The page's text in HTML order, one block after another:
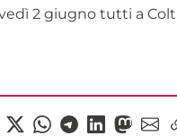
2 giugno tutti a